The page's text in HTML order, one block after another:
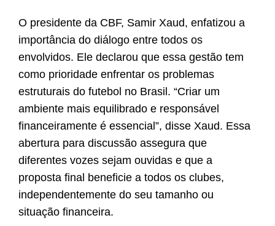
O presidente da CBF, Samir Xaud, enfatizou a
importância do diálogo entre todos os
envolvidos. Ele declarou que essa gestão tem
como prioridade enfrentar os problemas
estruturais do futebol no Brasil. “Criar um
ambiente mais equilibrado e responsável
financeiramente é essencial”, disse Xaud. Essa
abertura para discussão assegura que
diferentes vozes sejam ouvidas e que a
proposta final beneficie a todos os clubes,
independentemente do seu tamanho ou
situação financeira.